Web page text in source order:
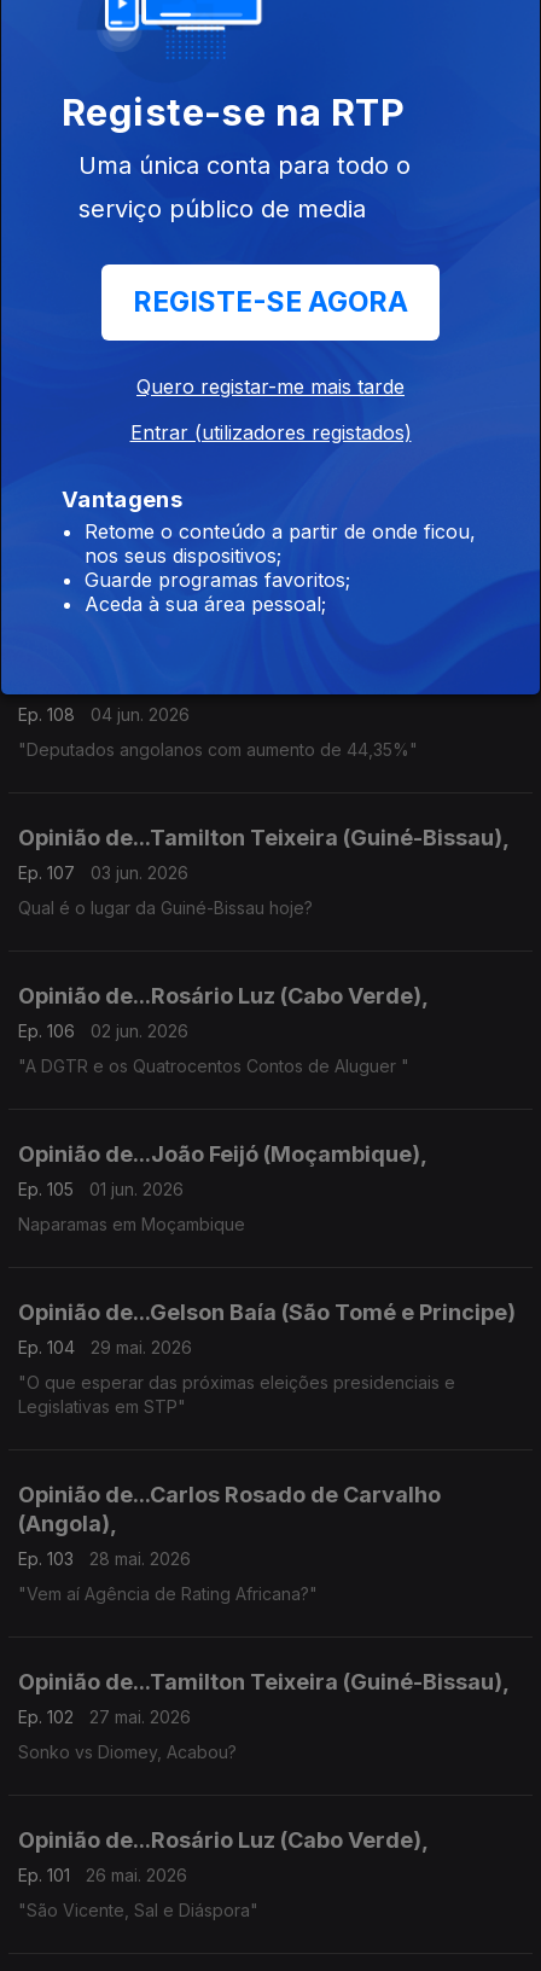
10 jun. 2026
Como está Guiné-Bissau?
Opinião de...Rosário Luz (Cabo Verde),
"A Presidência do MpD"
Opinião de...João Feijó (Moçambique),
08 jun. 2026
A igreja católica em Moçambique
Ep. 109
05 jun. 2026
"Cervejeira Rosema: uma telenovela jurídica e política sem
Ep. 108
04 jun. 2026
"Deputados angolanos com aumento de 44,35%"
Opinião de...Tamilton Teixeira (Guiné-Bissau),
Ep. 107
03 jun. 2026
Qual é o lugar da Guiné-Bissau hoje?
Opinião de...Rosário Luz (Cabo Verde),
Ep. 106
02 jun. 2026
"A DGTR e os Quatrocentos Contos de Aluguer "
Opinião de...João Feijó (Moçambique),
Ep. 105
01 jun. 2026
Naparamas em Moçambique
Opinião de...Gelson Baía (São Tomé e Principe)
Ep. 104
29 mai. 2026
"O que esperar das próximas eleições presidenciais e
Legislativas em STP"
Opinião de...Carlos Rosado de Carvalho
(Angola),
Ep. 103
28 mai. 2026
"Vem aí Agência de Rating Africana?"
Opinião de...Tamilton Teixeira (Guiné-Bissau),
Ep. 102
27 mai. 2026
Sonko vs Diomey, Acabou?
Opinião de...Rosário Luz (Cabo Verde),
Ep. 101
26 mai. 2026
"São Vicente, Sal e Diáspora"
Registe-se na RTP
Uma única conta para todo o
serviço público de media
REGISTE-SE AGORA
Quero registar-me mais tarde
Entrar (utilizadores registados)
Vantagens
Retome o conteúdo a partir de onde ficou,
nos seus dispositivos;
Guarde programas favoritos;
Aceda à sua área pessoal;